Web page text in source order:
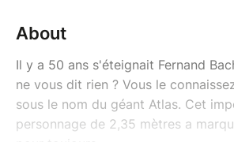
About
Il y a 50 ans s'éteignait Fernand
ne vous dit rien ? Vous le
sous le nom du géant Atlas. Cet
personnage de 2,35 mètres a